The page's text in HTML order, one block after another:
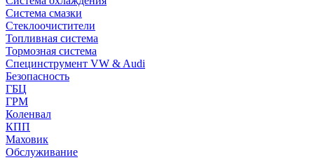
Система смазки
Стеклоочистители
Топливная система
Тормозная система
Специнструмент VW & Audi
Безопасность
ГБЦ
ГРМ
Коленвал
КПП
Маховик
Обслуживание